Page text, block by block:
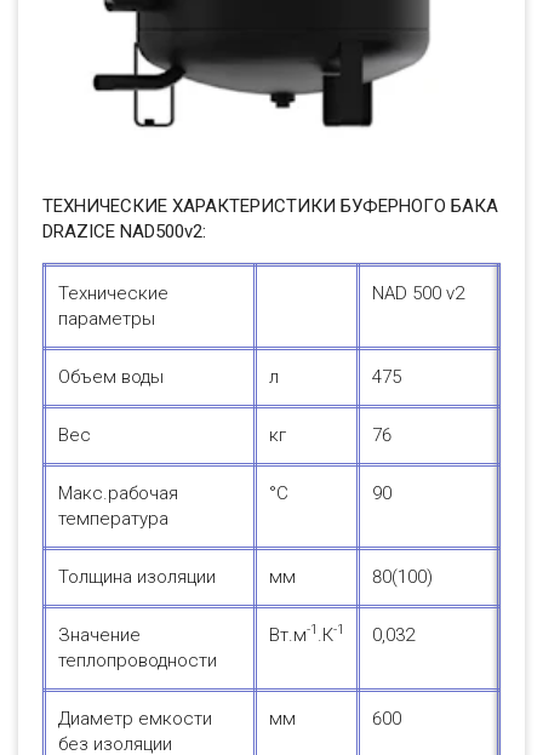
ТЕХНИЧЕСКИЕ ХАРАКТЕРИСТИКИ БУФЕРНОГО БАКА
DRAZICE NAD500v2:
Технические
параметры
NAD 500 v2
Объем воды л 475
Вес кг 76
Макс.рабочая
температура
°С 90
Толщина изоляции мм 80(100)
Значение
теплопроводности
Вт.м-1 .К-1 0,032
Диаметр емкости
без изоляции
мм 600